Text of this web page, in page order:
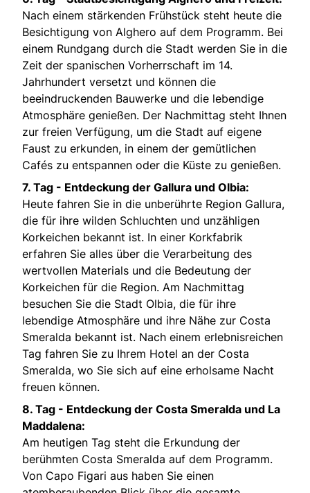
Nach einem stärkenden Frühstück steht heute die
Besichtigung von Alghero auf dem Programm. Bei
einem Rundgang durch die Stadt werden Sie in die
Zeit der spanischen Vorherrschaft im 14.
Jahrhundert versetzt und können die
beeindruckenden Bauwerke und die lebendige
Atmosphäre genießen. Der Nachmittag steht Ihnen
zur freien Verfügung, um die Stadt auf eigene
Faust zu erkunden, in einem der gemütlichen
Cafés zu entspannen oder die Küste zu genießen.
7. Tag - Entdeckung der Gallura und Olbia:
Heute fahren Sie in die unberührte Region Gallura,
die für ihre wilden Schluchten und unzähligen
Korkeichen bekannt ist. In einer Korkfabrik
erfahren Sie alles über die Verarbeitung des
wertvollen Materials und die Bedeutung der
Korkeichen für die Region. Am Nachmittag
besuchen Sie die Stadt Olbia, die für ihre
lebendige Atmosphäre und ihre Nähe zur Costa
Smeralda bekannt ist. Nach einem erlebnisreichen
Tag fahren Sie zu Ihrem Hotel an der Costa
Smeralda, wo Sie sich auf eine erholsame Nacht
freuen können.
8. Tag - Entdeckung der Costa Smeralda und La
Maddalena:
Am heutigen Tag steht die Erkundung der
berühmten Costa Smeralda auf dem Programm.
Von Capo Figari aus haben Sie einen